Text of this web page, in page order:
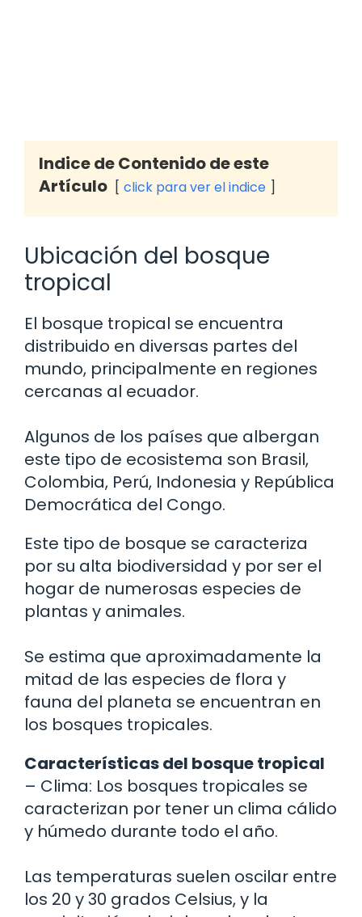
Indice de Contenido de este
Artículo
click para ver el indice
Ubicación del bosque
tropical
El bosque tropical se encuentra
distribuido en diversas partes del
mundo, principalmente en regiones
cercanas al ecuador.
Algunos de los países que albergan
este tipo de ecosistema son Brasil,
Colombia, Perú, Indonesia y República
Democrática del Congo.
Este tipo de bosque se caracteriza
por su alta biodiversidad y por ser el
hogar de numerosas especies de
plantas y animales.
Se estima que aproximadamente la
mitad de las especies de flora y
fauna del planeta se encuentran en
los bosques tropicales.
Características del bosque tropical
– Clima: Los bosques tropicales se
caracterizan por tener un clima cálido
y húmedo durante todo el año.
Las temperaturas suelen oscilar entre
los 20 y 30 grados Celsius, y la